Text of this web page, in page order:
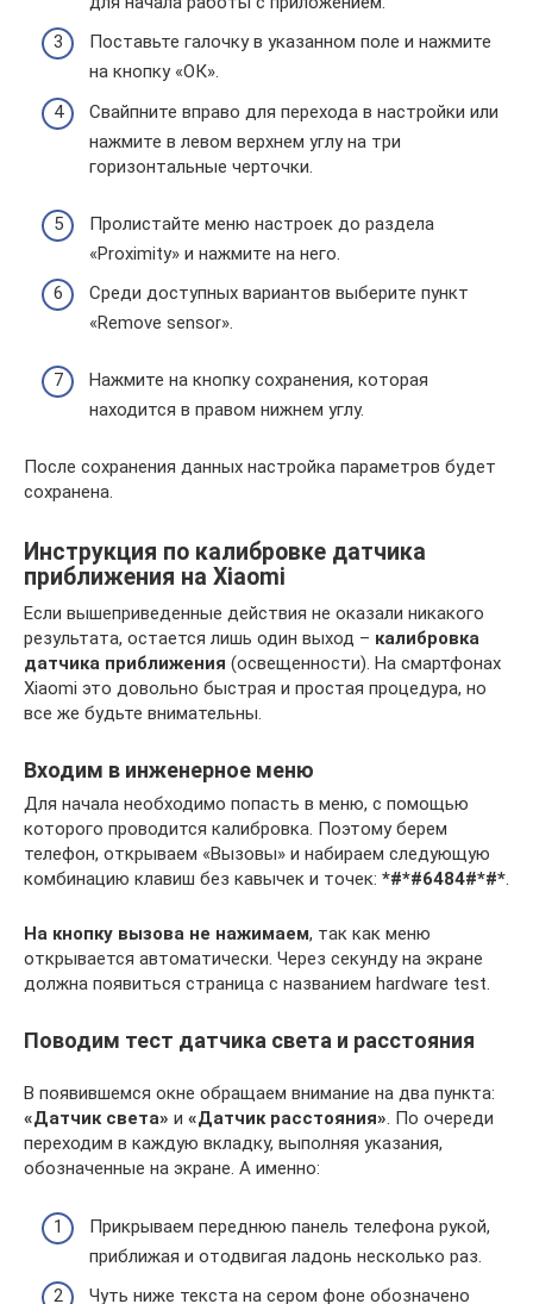
Поставьте галочку в указанном поле и нажмите
на кнопку «ОК».
Свайпните вправо для перехода в настройки или
нажмите в левом верхнем углу на три
горизонтальные черточки.
Пролистайте меню настроек до раздела
«Proximity» и нажмите на него.
Среди доступных вариантов выберите пункт
«Remove sensor».
Нажмите на кнопку сохранения, которая
находится в правом нижнем углу.
После сохранения данных настройка параметров будет
сохранена.
Инструкция по калибровке датчика
приближения на Xiaomi
Если вышеприведенные действия не оказали никакого
результата, остается лишь один выход – калибровка
датчика приближения (освещенности). На смартфонах
Xiaomi это довольно быстрая и простая процедура, но
все же будьте внимательны.
Входим в инженерное меню
Для начала необходимо попасть в меню, с помощью
которого проводится калибровка. Поэтому берем
телефон, открываем «Вызовы» и набираем следующую
комбинацию клавиш без кавычек и точек: *#*#6484#*#*.
На кнопку вызова не нажимаем, так как меню
открывается автоматически. Через секунду на экране
должна появиться страница с названием hardware test.
Поводим тест датчика света и расстояния
В появившемся окне обращаем внимание на два пункта:
«Датчик света» и «Датчик расстояния». По очереди
переходим в каждую вкладку, выполняя указания,
обозначенные на экране. А именно:
Прикрываем переднюю панель телефона рукой,
приближая и отодвигая ладонь несколько раз.
Чуть ниже текста на сером фоне обозначено